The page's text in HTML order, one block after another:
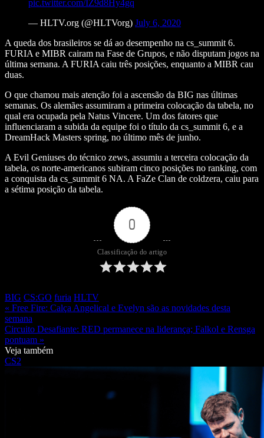
pic.twitter.com/IZ9d8Hy4gq
— HLTV.org (@HLTVorg) July 6, 2020
A queda dos brasileiros se dá ao desempenho na cs_summit 6.
FURIA e MIBR cairam na Fase de Grupos, e não disputam jogos na
última semana. A FURIA caiu três posições, enquanto a MIBR cau
duas.
O que chamou mais atenção foi a ascensão da BIG nas últimas
semanas. Os alemães assumiram a primeira colocação da tabela, no
qual era ocupada pela Natus Vincere. Um dos fatores que
influenciaram a subida da equipe foi o título da cs_summit 6, e a
DreamHack Masters spring, no último mês de junho.
A Evil Geniuses do técnico zews, assumiu a terceira colocação da
tabela, os norte-americanos subiram cinco posições no ranking, com
a conquista da cs_summit 6 NA. A FaZe Clan de coldzera, caiu para
a sétima posição da tabela.
0
Classificação do artigo
BIG CS:GO furia HLTV
« Free Fire: Calça Angelical e Evelyn são as novidades desta
semana
Circuito Desafiante: RED permanece na liderança; Falkol e Rensga
pontuam »
Veja também
CS2